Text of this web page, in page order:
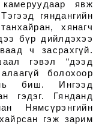
явж
гяндангийн
хянагч
бүр дийлдэхээ
ч засрахгүй.
гэвэл “дээд
болохоор
биш. Ингээд
гэдэг. Гянданд
Нямсүрэнгийн
гэж зарим